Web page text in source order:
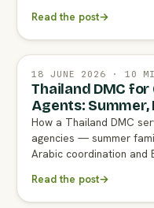
Read the post→
18 JUNE 2026 · 10
Thailand DMC for
Agents: Summer,
How a Thailand DMC
agencies — summer
Arabic coordination and
Read the post→